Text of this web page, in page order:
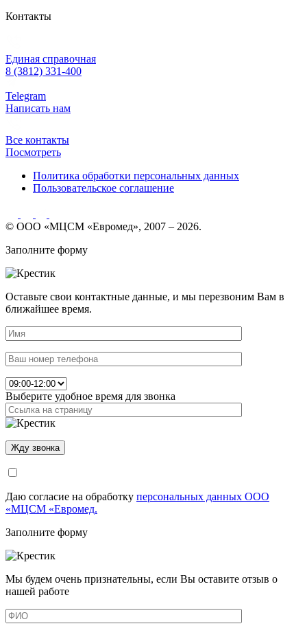
Контакты
Единая справочная
8 (3812) 331-400
Telegram
Написать нам
Все контакты
Посмотреть
Политика обработки персональных данных
Пользовательское соглашение
© ООО «МЦСМ «Евромед», 2007 – 2026.
Заполните форму
Оставьте свои контактные данные, и мы перезвоним Вам в
ближайшее время.
Выберите удобное время для звонка
Даю согласие на обработку персональных данных ООО
«МЦСМ «Евромед.
Заполните форму
Мы будем очень признательны, если Вы оставите отзыв о
нашей работе